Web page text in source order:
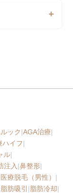
ック|AGA治療|
ハイフ|
ル|
注入 |鼻整形|
医療脱毛（男性） |
脂肪吸引 |脂肪冷却|